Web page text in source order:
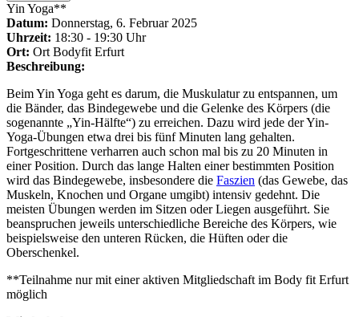
Yin Yoga**
Datum: Donnerstag, 6. Februar 2025
Uhrzeit: 18:30 - 19:30 Uhr
Ort: Ort Bodyfit Erfurt
Beschreibung:
Beim Yin Yoga geht es darum, die Muskulatur zu entspannen, um
die Bänder, das Bindegewebe und die Gelenke des Körpers (die
sogenannte „Yin-Hälfte“) zu erreichen. Dazu wird jede der Yin-
Yoga-Übungen etwa drei bis fünf Minuten lang gehalten.
Fortgeschrittene verharren auch schon mal bis zu 20 Minuten in
einer Position. Durch das lange Halten einer bestimmten Position
wird das Bindegewebe, insbesondere die Faszien (das Gewebe, das
Muskeln, Knochen und Organe umgibt) intensiv gedehnt. Die
meisten Übungen werden im Sitzen oder Liegen ausgeführt. Sie
beanspruchen jeweils unterschiedliche Bereiche des Körpers, wie
beispielsweise den unteren Rücken, die Hüften oder die
Oberschenkel.
**Teilnahme nur mit einer aktiven Mitgliedschaft im Body fit Erfurt
möglich